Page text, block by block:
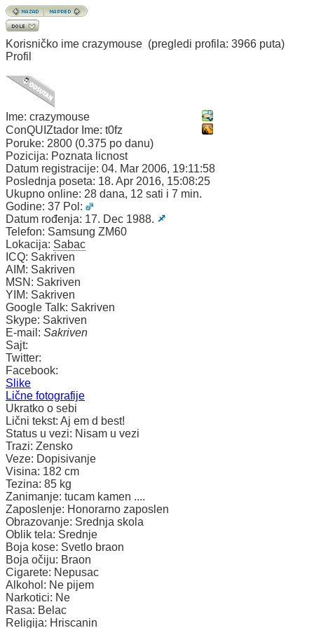
Korisničko ime crazymouse (pregledi profila: 3966 puta)
Profil
Ime: crazymouse
ConQUIZtador Ime: t0fz
Poruke: 2800 (0.375 po danu)
Pozicija: Poznata licnost
Datum registracije: 04. Mar 2006, 19:11:58
Poslednja poseta: 18. Apr 2016, 15:08:25
Ukupno online: 28 dana, 12 sati i 7 min.
Godine: 37 Pol:
Datum rođenja: 17. Dec 1988.
Telefon: Samsung ZM60
Lokacija: Sabac
ICQ: Sakriven
AIM: Sakriven
MSN: Sakriven
YIM: Sakriven
Google Talk: Sakriven
Skype: Sakriven
E-mail: Sakriven
Sajt:
Twitter:
Facebook:
Slike
Lične fotografije
Ukratko o sebi
Lični tekst: Aj em d best!
Status u vezi: Nisam u vezi
Trazi: Zensko
Veze: Dopisivanje
Visina: 182 cm
Tezina: 85 kg
Zanimanje: tucam kamen ....
Zaposlenje: Honorarno zaposlen
Obrazovanje: Srednja skola
Oblik tela: Srednje
Boja kose: Svetlo braon
Boja očiju: Braon
Cigarete: Nepusac
Alkohol: Ne pijem
Narkotici: Ne
Rasa: Belac
Religija: Hriscanin